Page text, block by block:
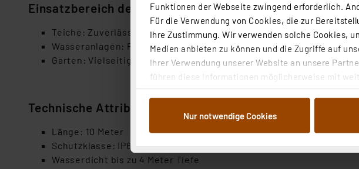
Funktionen der Webseite zwingend erforderlich.
Für die Verwendung von Cookies, die zur
Ihre Zustimmung. Wir verwenden solche Cookies,
Medien anbieten zu können und die Zugriffe auf
Ihrer Verwendung unserer Website an unsere
führen diese Informationen möglicherweise mit
Weiterverarbeitung für die nachfolgend
Abs.1a DSG-VO) zu. Eine detaillierte Auflistung
ganz oder teilweise zustimmen. Ihre erteilte
Nur notwendige Cookies
Einsatzbereich des Produktes
Teiche: Zuverlässige Stromversorgung unter Wasser
Wasseranlagen: Perfekte Verbindung für Wasserfeatures
Garten: Vielseitig einsetzbar für Gartenbeleuchtung
Technische Attribute
Länge: 10 Meter
Schutzklasse: IP68
Wasserdicht bis zu 4 Meter Tiefe